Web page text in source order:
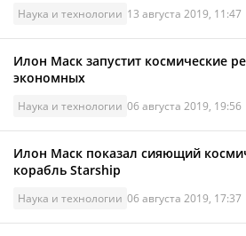
Наука и технологии 13 августа 2019, 11:47
Илон Маск запустит космические
экономных
Наука и технологии 06 августа 2019, 19:56
Илон Маск показал сияющий
корабль Starship
Наука и технологии 06 августа 2019, 17:37